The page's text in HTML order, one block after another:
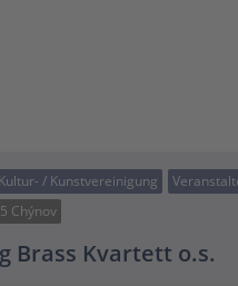
Kultur- / Kunstvereinigung
Chýnov
Brass Kvartett o.s.